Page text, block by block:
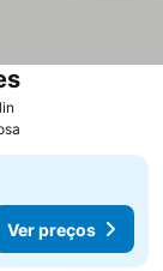
Ver preços
Ver preços